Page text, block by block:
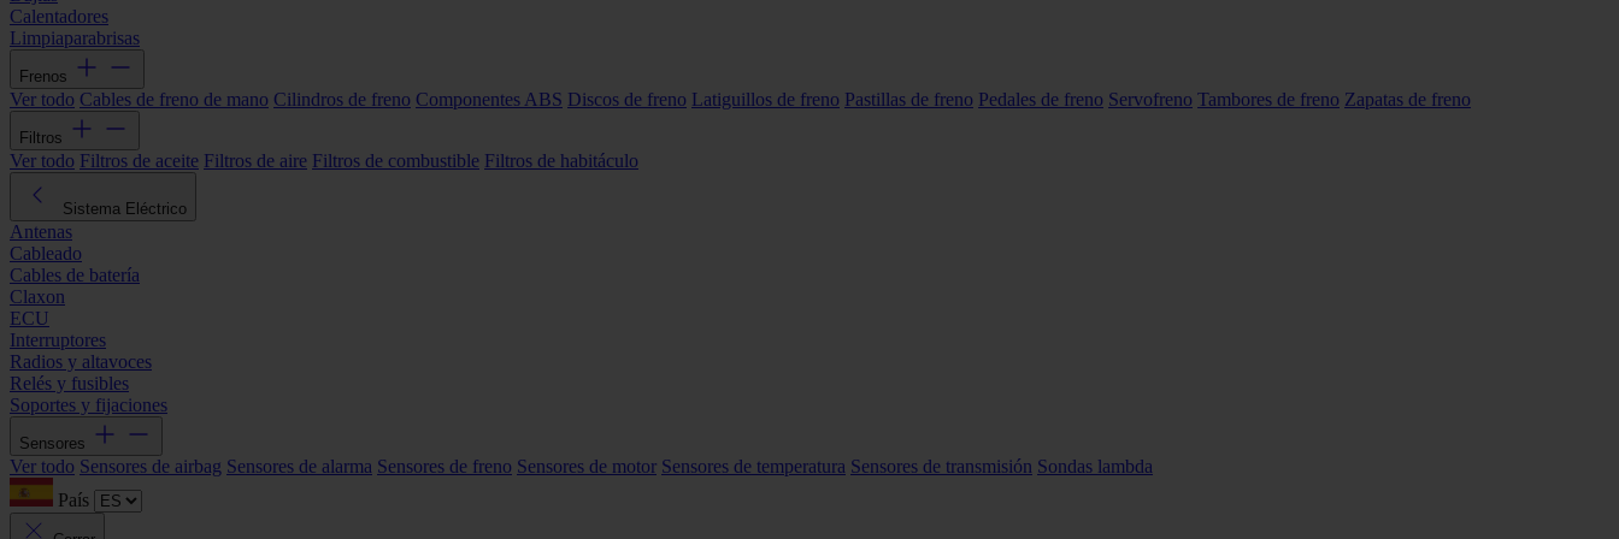
Calentadores
Limpiaparabrisas
Frenos
Ver todo Cables de freno de mano Cilindros de freno Componentes ABS Discos de freno Latiguillos de freno Pastillas de freno Pedales de freno Servofreno Tambores de freno Zapatas de freno
Filtros
Ver todo Filtros de aceite Filtros de aire Filtros de combustible Filtros de habitáculo
Sistema Eléctrico
Antenas
Cableado
Cables de batería
Claxon
ECU
Interruptores
Radios y altavoces
Relés y fusibles
Soportes y fijaciones
Sensores
Ver todo Sensores de airbag Sensores de alarma Sensores de freno Sensores de motor Sensores de temperatura Sensores de transmisión Sondas lambda
País